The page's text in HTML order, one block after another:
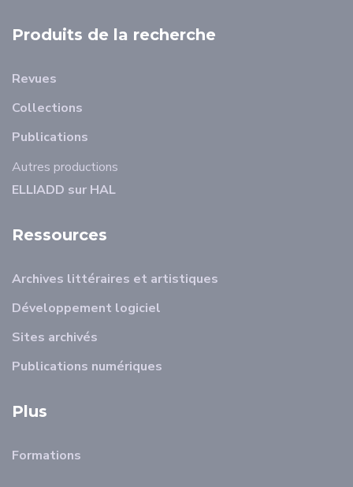
Produits de la recherche
Revues
Collections
Publications
Autres productions
ELLIADD sur HAL
Ressources
Archives littéraires et artistiques
Développement logiciel
Sites archivés
Publications numériques
Plus
Formations